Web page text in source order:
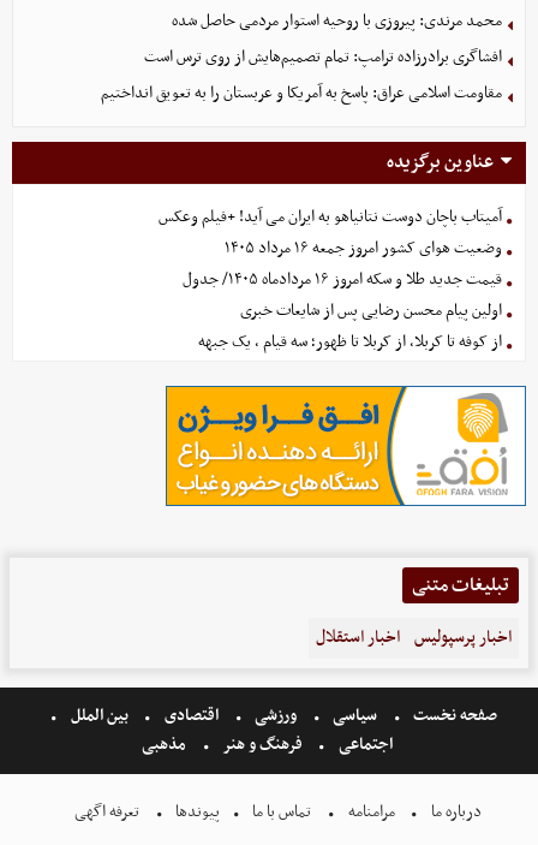
محمد مرندی: پیروزی با روحیه استوار مردمی حاصل شده
افشاگری برادرزاده ترامپ: تمام تصمیم‌هایش از روی ترس است
مقاومت اسلامی عراق: پاسخ به آمریکا و عربستان را به تعویق انداختیم
عناوین برگزیده
آمیتاب باچان دوست نتانیاهو به ایران می آید! +فیلم وعکس
وضعیت هوای کشور امروز جمعه ۱۶ مرداد ۱۴۰۵
قیمت جدید طلا و سکه امروز ۱۶ مردادماه ۱۴۰۵/ جدول
اولین پیام محسن رضایی پس از شایعات خبری
از کوفه تا کربلا، از کربلا تا ظهور؛ سه قیام ، یک جبهه
تبلیغات متنی
اخبار پرسپولیس اخبار استقلال
صفحه نخست سیاسی ورزشی اقتصادی
بین الملل
اجتماعی
فرهنگ و هنر مذهبی
درباره ما مرامنامه تماس با ما پیوندها تعرفه اگهی